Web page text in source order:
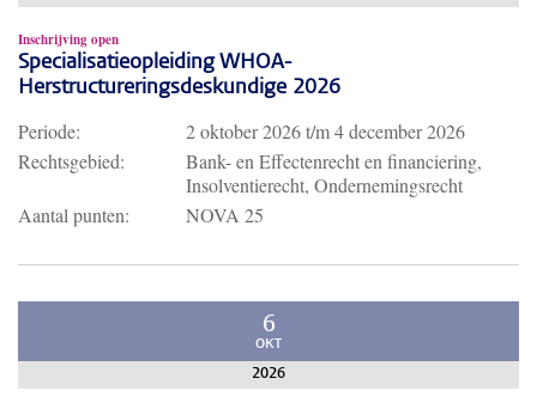
Inschrijving open
Specialisatieopleiding WHOA-
Herstructureringsdeskundige 2026
Periode: 2 oktober 2026t/m4 december 2026
Rechtsgebied:
Bank- en Effectenrecht en financiering,
Insolventierecht, Ondernemingsrecht
Aantal punten:
NOVA 25
6
OKT
2026